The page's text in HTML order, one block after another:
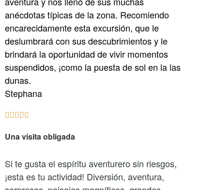
anécdotas típicas de la zona. Recomiendo
encarecidamente esta excursión, que le
deslumbrará con sus descubrimientos y le
brindará la oportunidad de vivir momentos
suspendidos, ¡como la puesta de sol en la las
dunas.
Stephana
    
Una visita obligada
Si te gusta el espíritu aventurero sin riesgos,
¡esta es tu actividad! Diversión, aventura,